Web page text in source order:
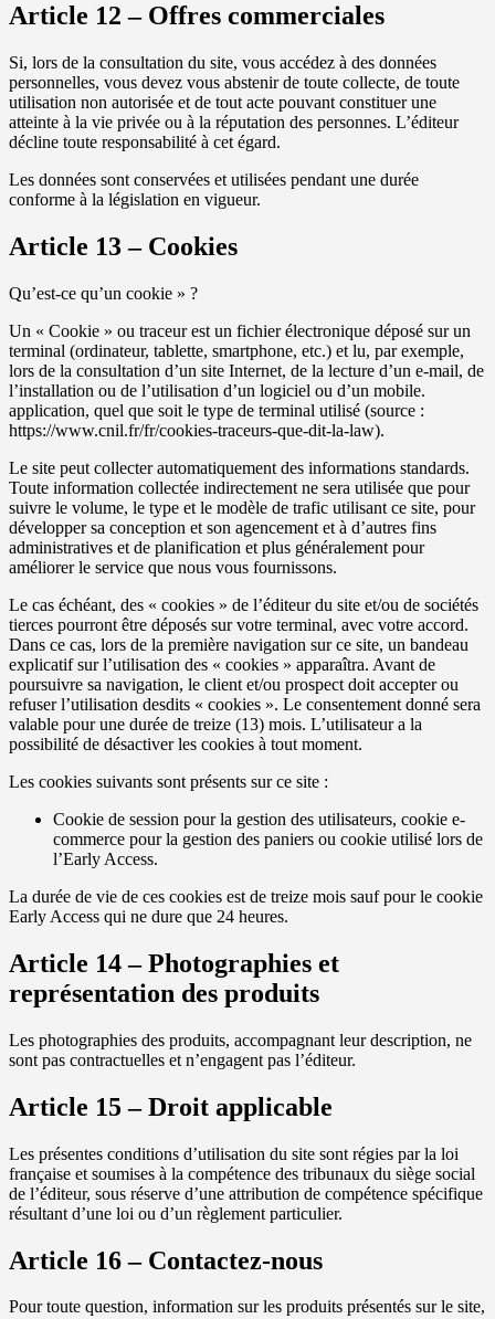
Article 12 – Offres commerciales
Si, lors de la consultation du site, vous accédez à des données
personnelles, vous devez vous abstenir de toute collecte, de toute
utilisation non autorisée et de tout acte pouvant constituer une
atteinte à la vie privée ou à la réputation des personnes. L’éditeur
décline toute responsabilité à cet égard.
Les données sont conservées et utilisées pendant une durée
conforme à la législation en vigueur.
Article 13 – Cookies
Qu’est-ce qu’un cookie » ?
Un « Cookie » ou traceur est un fichier électronique déposé sur un
terminal (ordinateur, tablette, smartphone, etc.) et lu, par exemple,
lors de la consultation d’un site Internet, de la lecture d’un e-mail, de
l’installation ou de l’utilisation d’un logiciel ou d’un mobile.
application, quel que soit le type de terminal utilisé (source :
https://www.cnil.fr/fr/cookies-traceurs-que-dit-la-law).
Le site peut collecter automatiquement des informations standards.
Toute information collectée indirectement ne sera utilisée que pour
suivre le volume, le type et le modèle de trafic utilisant ce site, pour
développer sa conception et son agencement et à d’autres fins
administratives et de planification et plus généralement pour
améliorer le service que nous vous fournissons.
Le cas échéant, des « cookies » de l’éditeur du site et/ou de sociétés
tierces pourront être déposés sur votre terminal, avec votre accord.
Dans ce cas, lors de la première navigation sur ce site, un bandeau
explicatif sur l’utilisation des « cookies » apparaîtra. Avant de
poursuivre sa navigation, le client et/ou prospect doit accepter ou
refuser l’utilisation desdits « cookies ». Le consentement donné sera
valable pour une durée de treize (13) mois. L’utilisateur a la
possibilité de désactiver les cookies à tout moment.
Les cookies suivants sont présents sur ce site :
Cookie de session pour la gestion des utilisateurs, cookie e-
commerce pour la gestion des paniers ou cookie utilisé lors de
l’Early Access.
La durée de vie de ces cookies est de treize mois sauf pour le cookie
Early Access qui ne dure que 24 heures.
Article 14 – Photographies et
représentation des produits
Les photographies des produits, accompagnant leur description, ne
sont pas contractuelles et n’engagent pas l’éditeur.
Article 15 – Droit applicable
Les présentes conditions d’utilisation du site sont régies par la loi
française et soumises à la compétence des tribunaux du siège social
de l’éditeur, sous réserve d’une attribution de compétence spécifique
résultant d’une loi ou d’un règlement particulier.
Article 16 – Contactez-nous
Pour toute question, information sur les produits présentés sur le site,